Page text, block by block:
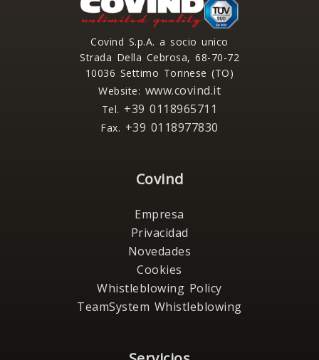
Covind S.p.A. a socio unico
Strada Della Cebrosa, 68-70-72
10036 Settimo Torinese (TO)
Website: www.covind.it
Tel. +39 0118965711
Fax. +39 0118977830
Covind
Empresa
Privacidad
Novedades
Cookies
Whistleblowing Policy
TeamSystem Whistleblowing